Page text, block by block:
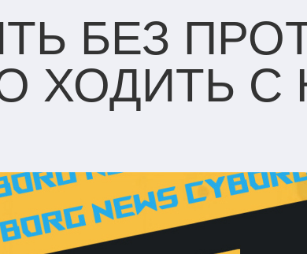
БЕЗ
ХОДИТЬ С